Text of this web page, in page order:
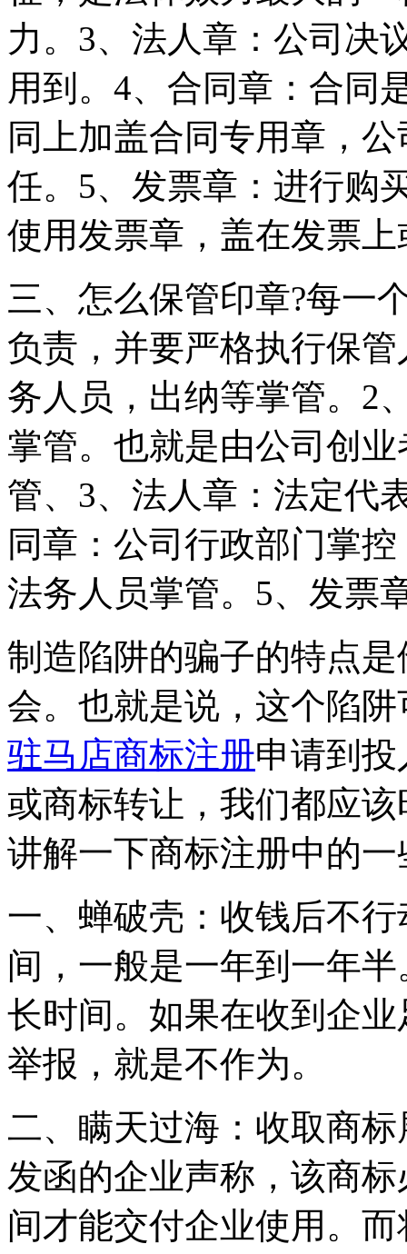
力。3、法人章：公司决
用到。4、合同章：合同
同上加盖合同专用章，
任。5、发票章：进行购
使用发票章，盖在发票
三、怎么保管印章?每一
负责，并要严格执行保
务人员，出纳等掌管。2
掌管。也就是由公司创
管、3、法人章：法定代
同章：公司行政部门掌
法务人员掌管。5、发票
制造陷阱的骗子的特点
会。也就是说，这个陷
驻马店商标注册申请到
或商标转让，我们都应
讲解一下商标注册中的
一、蝉破壳：收钱后不
间，一般是一年到一年
长时间。如果在收到企
举报，就是不作为。
二、瞒天过海：收取商
发函的企业声称，该商
间才能交付企业使用。